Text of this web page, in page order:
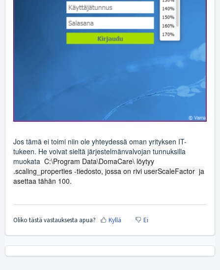
Jos tämä ei toimi niin ole yhteydessä oman yrityksen IT-
tukeen. He voivat sieltä järjestelmänvalvojan tunnuksilla
muokata C:\Program Data\DomaCare\ löytyy
.scaling_properties -tiedosto, jossa on rivi userScaleFactor ja
asettaa tähän 100.
Oliko tästä vastauksesta apua? Kyllä Ei